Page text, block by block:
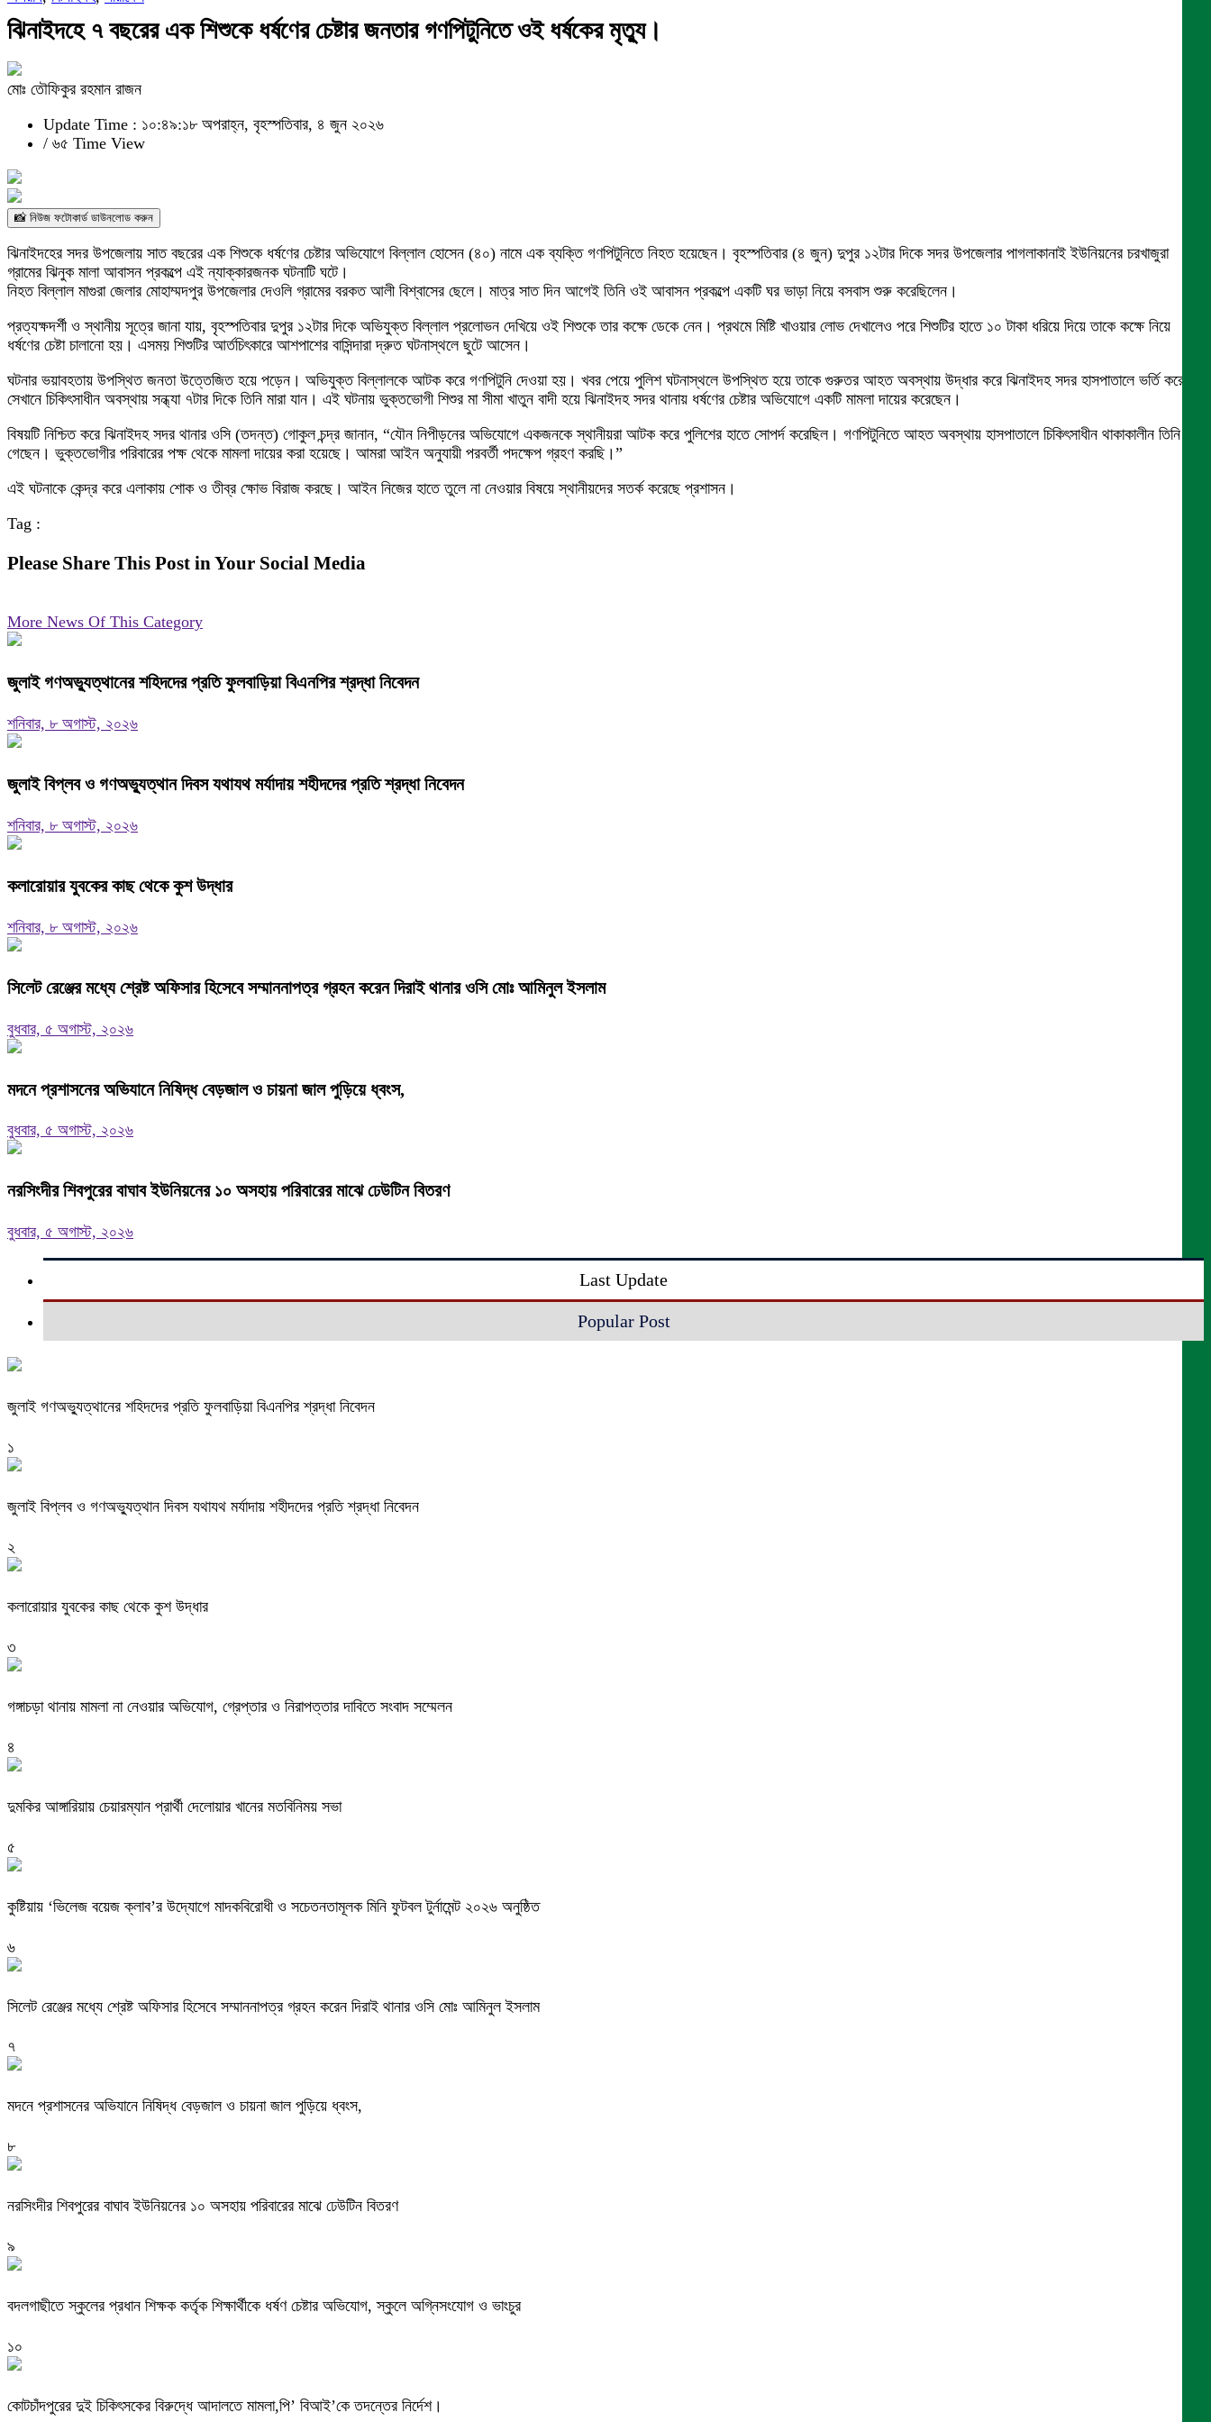
ঝিনাইদহে ৭ বছরের এক শিশুকে ধর্ষণের চেষ্টার জনতার গণপিটুনিতে ওই ধর্ষকের মৃত্যু।
মোঃ তৌফিকুর রহমান রাজন
Update Time : ১০:৪৯:১৮ অপরাহ্ন, বৃহস্পতিবার, ৪ জুন ২০২৬
/ ৬৫ Time View
📸 নিউজ ফটোকার্ড ডাউনলোড করুন
ঝিনাইদহের সদর উপজেলায় সাত বছরের এক শিশুকে ধর্ষণের চেষ্টার অভিযোগে বিল্লাল হোসেন (৪০) নামে এক ব্যক্তি গণপিটুনিতে নিহত হয়েছেন। বৃহস্পতিবার (৪ জুন) দুপুর ১২টার দিকে সদর উপজেলার পাগলাকানাই ইউনিয়নের চরখাজুরা
গ্রামের ঝিনুক মালা আবাসন প্রকল্পে এই ন্যাক্কারজনক ঘটনাটি ঘটে।
নিহত বিল্লাল মাগুরা জেলার মোহাম্মদপুর উপজেলার দেওলি গ্রামের বরকত আলী বিশ্বাসের ছেলে। মাত্র সাত দিন আগেই তিনি ওই আবাসন প্রকল্পে একটি ঘর ভাড়া নিয়ে বসবাস শুরু করেছিলেন।
প্রত্যক্ষদর্শী ও স্থানীয় সূত্রে জানা যায়, বৃহস্পতিবার দুপুর ১২টার দিকে অভিযুক্ত বিল্লাল প্রলোভন দেখিয়ে ওই শিশুকে তার কক্ষে ডেকে নেন। প্রথমে মিষ্টি খাওয়ার লোভ দেখালেও পরে শিশুটির হাতে ১০ টাকা ধরিয়ে দিয়ে তাকে কক্ষে নিয়ে
ধর্ষণের চেষ্টা চালানো হয়। এসময় শিশুটির আর্তচিৎকারে আশপাশের বাসিন্দারা দ্রুত ঘটনাস্থলে ছুটে আসেন।
ঘটনার ভয়াবহতায় উপস্থিত জনতা উত্তেজিত হয়ে পড়েন। অভিযুক্ত বিল্লালকে আটক করে গণপিটুনি দেওয়া হয়। খবর পেয়ে পুলিশ ঘটনাস্থলে উপস্থিত হয়ে তাকে গুরুতর আহত অবস্থায় উদ্ধার করে ঝিনাইদহ সদর হাসপাতালে ভর্তি করে।
সেখানে চিকিৎসাধীন অবস্থায় সন্ধ্যা ৭টার দিকে তিনি মারা যান। এই ঘটনায় ভুক্তভোগী শিশুর মা সীমা খাতুন বাদী হয়ে ঝিনাইদহ সদর থানায় ধর্ষণের চেষ্টার অভিযোগে একটি মামলা দায়ের করেছেন।
বিষয়টি নিশ্চিত করে ঝিনাইদহ সদর থানার ওসি (তদন্ত) গোকুল চন্দ্র জানান, “যৌন নিপীড়নের অভিযোগে একজনকে স্থানীয়রা আটক করে পুলিশের হাতে সোপর্দ করেছিল। গণপিটুনিতে আহত অবস্থায় হাসপাতালে চিকিৎসাধীন থাকাকালীন তিনি মারা
গেছেন। ভুক্তভোগীর পরিবারের পক্ষ থেকে মামলা দায়ের করা হয়েছে। আমরা আইন অনুযায়ী পরবর্তী পদক্ষেপ গ্রহণ করছি।”
এই ঘটনাকে কেন্দ্র করে এলাকায় শোক ও তীব্র ক্ষোভ বিরাজ করছে। আইন নিজের হাতে তুলে না নেওয়ার বিষয়ে স্থানীয়দের সতর্ক করেছে প্রশাসন।
Tag :
Please Share This Post in Your Social Media
More News Of This Category
জুলাই গণঅভ্যুত্থানের শহিদদের প্রতি ফুলবাড়িয়া বিএনপির শ্রদ্ধা নিবেদন
শনিবার, ৮ অগাস্ট, ২০২৬
জুলাই বিপ্লব ও গণঅভ্যুত্থান দিবস যথাযথ মর্যাদায় শহীদদের প্রতি শ্রদ্ধা নিবেদন
শনিবার, ৮ অগাস্ট, ২০২৬
কলারোয়ার যুবকের কাছ থেকে কুশ উদ্ধার
শনিবার, ৮ অগাস্ট, ২০২৬
সিলেট রেঞ্জের মধ্যে শ্রেষ্ট অফিসার হিসেবে সম্মাননাপত্র গ্রহন করেন দিরাই থানার ওসি মোঃ আমিনুল ইসলাম
বুধবার, ৫ অগাস্ট, ২০২৬
মদনে প্রশাসনের অভিযানে নিষিদ্ধ বেড়জাল ও চায়না জাল পুড়িয়ে ধ্বংস,
বুধবার, ৫ অগাস্ট, ২০২৬
নরসিংদীর শিবপুরের বাঘাব ইউনিয়নের ১০ অসহায় পরিবারের মাঝে ঢেউটিন বিতরণ
বুধবার, ৫ অগাস্ট, ২০২৬
Last Update
Popular Post
জুলাই গণঅভ্যুত্থানের শহিদদের প্রতি ফুলবাড়িয়া বিএনপির শ্রদ্ধা নিবেদন
১
জুলাই বিপ্লব ও গণঅভ্যুত্থান দিবস যথাযথ মর্যাদায় শহীদদের প্রতি শ্রদ্ধা নিবেদন
২
কলারোয়ার যুবকের কাছ থেকে কুশ উদ্ধার
৩
গঙ্গাচড়া থানায় মামলা না নেওয়ার অভিযোগ, গ্রেপ্তার ও নিরাপত্তার দাবিতে সংবাদ সম্মেলন
৪
দুমকির আঙ্গারিয়ায় চেয়ারম্যান প্রার্থী দেলোয়ার খানের মতবিনিময় সভা
৫
কুষ্টিয়ায় ‘ভিলেজ বয়েজ ক্লাব’র উদ্যোগে মাদকবিরোধী ও সচেতনতামূলক মিনি ফুটবল টুর্নামেন্ট ২০২৬ অনুষ্ঠিত
৬
সিলেট রেঞ্জের মধ্যে শ্রেষ্ট অফিসার হিসেবে সম্মাননাপত্র গ্রহন করেন দিরাই থানার ওসি মোঃ আমিনুল ইসলাম
৭
মদনে প্রশাসনের অভিযানে নিষিদ্ধ বেড়জাল ও চায়না জাল পুড়িয়ে ধ্বংস,
৮
নরসিংদীর শিবপুরের বাঘাব ইউনিয়নের ১০ অসহায় পরিবারের মাঝে ঢেউটিন বিতরণ
৯
বদলগাছীতে স্কুলের প্রধান শিক্ষক কর্তৃক শিক্ষার্থীকে ধর্ষণ চেষ্টার অভিযোগ, স্কুলে অগ্নিসংযোগ ও ভাংচুর
১০
কোটচাঁদপুরের দুই চিকিৎসকের বিরুদ্ধে আদালতে মামলা,পি’ বিআই’কে তদন্তের নির্দেশ।